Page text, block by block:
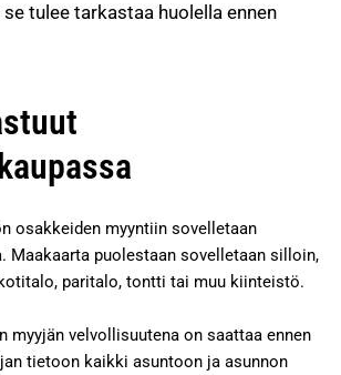
tulee tarkastaa huolella ennen
osakkeiden myyntiin sovelletaan
Maakaarta puolestaan sovelletaan silloin,
paritalo, tontti tai muu kiinteistö.
myyjän velvollisuutena on saattaa ennen
tietoon kaikki asuntoon ja asunnon